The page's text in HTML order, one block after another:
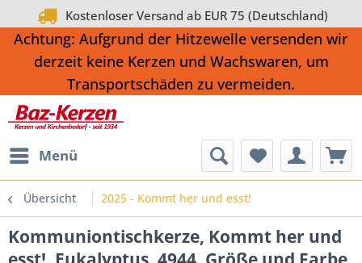
Kostenloser Versand ab EUR 75 (Deutschland)
Achtung: Aufgrund der Hitzewelle versenden wir
derzeit keine Kerzen und Wachswaren, um
Transportschäden zu vermeiden.
Menü
Übersicht 2025 - Kommt her und esst!
Kommuniontischkerze, Kommt her und